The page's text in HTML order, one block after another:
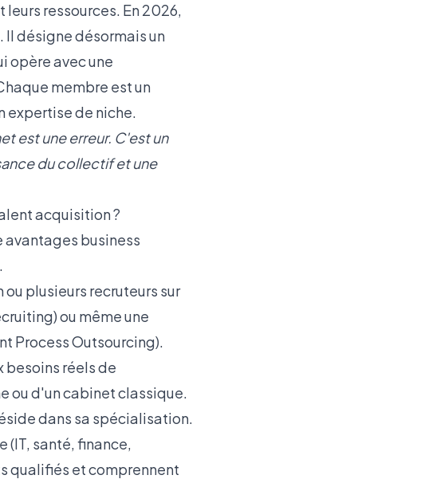
ressources. En 2026,
désigne désormais un
opère avec une
membre est un
expertise de niche.
est une erreur. C'est un
du collectif et une
acquisition ?
business
plusieurs recruteurs sur
ou même une
Process Outsourcing).
réels de
ou d'un cabinet classique.
dans sa spécialisation.
(IT, santé, finance,
qualifiés et comprennent